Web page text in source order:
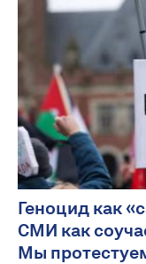
Геноцид как
СМИ как
Мы